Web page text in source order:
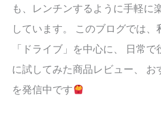
も、レンチンするように手軽に
しています。 このブログでは、
「ドライブ」を中心に、 日常
に試してみた商品レビュー、 お
を発信中です